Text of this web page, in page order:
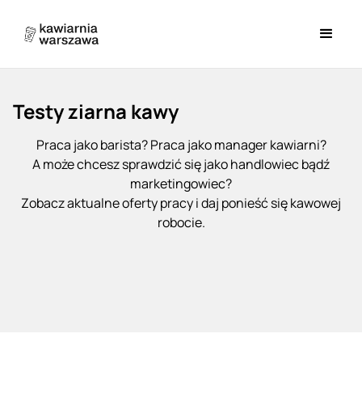
Testy ziarna kawy
Praca jako barista? Praca jako manager kawiarni?
A może chcesz sprawdzić się jako handlowiec bądź
marketingowiec?
Zobacz aktualne oferty pracy i daj ponieść się kawowej
robocie.